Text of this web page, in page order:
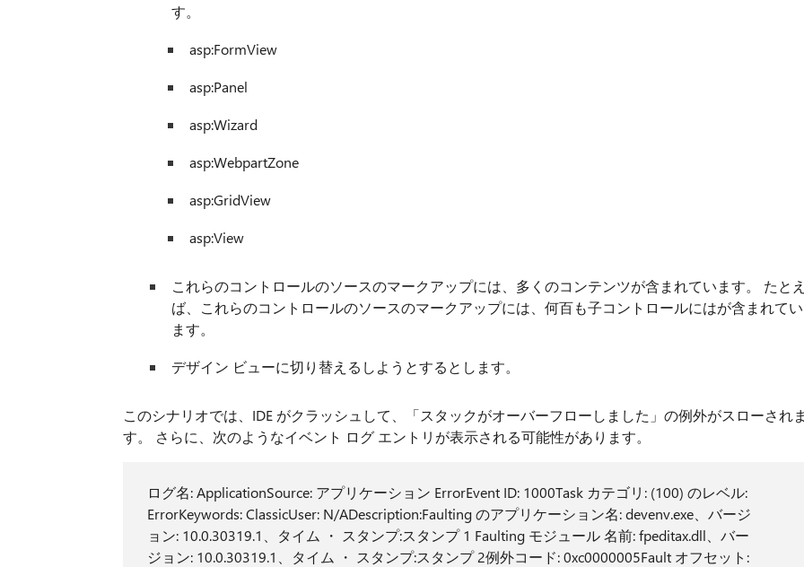
す。
asp:FormView
asp:Panel
asp:Wizard
asp:WebpartZone
asp:GridView
asp:View
これらのコントロールのソースのマークアップには、多くのコンテンツが含まれています。 たとえ
ば、これらのコントロールのソースのマークアップには、何百も子コントロールにはが含まれてい
ます。
デザイン ビューに切り替えるしようとするとします。
このシナリオでは、IDE がクラッシュして、「スタックがオーバーフローしました」の例外がスローされま
す。 さらに、次のようなイベント ログ エントリが表示される可能性があります。
ログ名: ApplicationSource: アプリケーション ErrorEvent ID: 1000Task カテゴリ: (100) のレベル:
ErrorKeywords: ClassicUser: N/ADescription:Faulting のアプリケーション名: devenv.exe、バージ
ョン: 10.0.30319.1、タイム ・ スタンプ:スタンプ 1 Faulting モジュール 名前: fpeditax.dll、バー
ジョン: 10.0.30319.1、タイム ・ スタンプ:スタンプ 2例外コード: 0xc0000005Fault オフセット: